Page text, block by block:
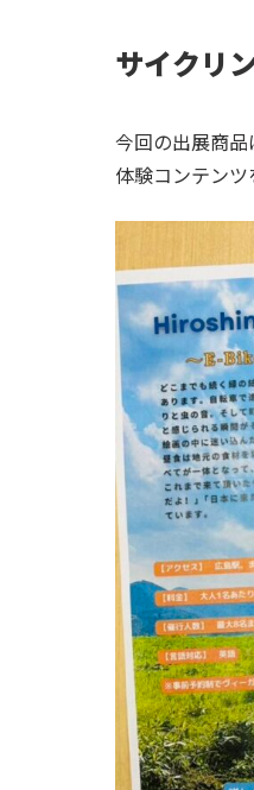
サイクリ
今回の出展商
体験コンテンツ